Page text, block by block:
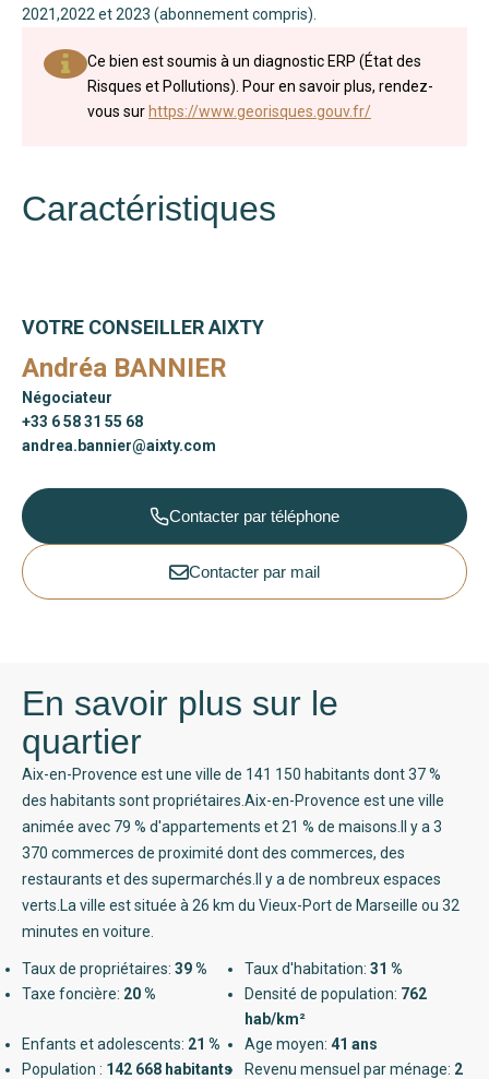
2021,2022 et 2023 (abonnement compris).
Ce bien est soumis à un diagnostic ERP (État des
Risques et Pollutions). Pour en savoir plus, rendez-
vous sur https://www.georisques.gouv.fr/
Caractéristiques
VOTRE CONSEILLER AIXTY
Andréa BANNIER
Négociateur
+33 6 58 31 55 68
andrea.bannier@aixty.com
Contacter par téléphone
Contacter par mail
En savoir plus sur le
quartier
Aix-en-Provence est une ville de 141 150 habitants dont 37 %
des habitants sont propriétaires.Aix-en-Provence est une ville
animée avec 79 % d'appartements et 21 % de maisons.Il y a 3
370 commerces de proximité dont des commerces, des
restaurants et des supermarchés.Il y a de nombreux espaces
verts.La ville est située à 26 km du Vieux-Port de Marseille ou 32
minutes en voiture.
Taux de propriétaires: 39 % Taux d'habitation: 31 %
Taxe foncière: 20 % Densité de population: 762
hab/km²
Enfants et adolescents: 21 % Age moyen: 41 ans
Population : 142 668 habitants Revenu mensuel par ménage: 2